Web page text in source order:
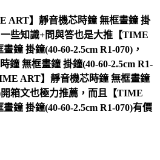
ART】靜音機芯時鐘 無框畫鐘 掛
一些知識+問與答也是大推【TIME
鐘 掛鐘(40-60-2.5cm R1-070)，
鐘 無框畫鐘 掛鐘(40-60-2.5cm R1-
ART】靜音機芯時鐘 無框畫鐘
開箱文也極力推薦，而且【TIME
鐘 掛鐘(40-60-2.5cm R1-070)有價